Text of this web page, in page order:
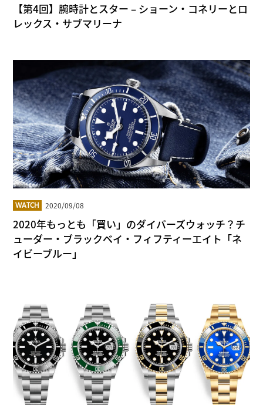
【第4回】腕時計とスター – ショーン・コネリーとロ
レックス・サブマリーナ
WATCH 2020/09/08
2020年もっとも「買い」のダイバーズウォッチ？チ
ューダー・ブラックベイ・フィフティーエイト「ネ
イビーブルー」